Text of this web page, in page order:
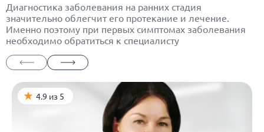
Диагностика заболевания на ранних стадия
значительно облегчит его протекание и лечение.
Именно поэтому при первых симптомах заболевания
необходимо обратиться к специалисту
4.9 из 5